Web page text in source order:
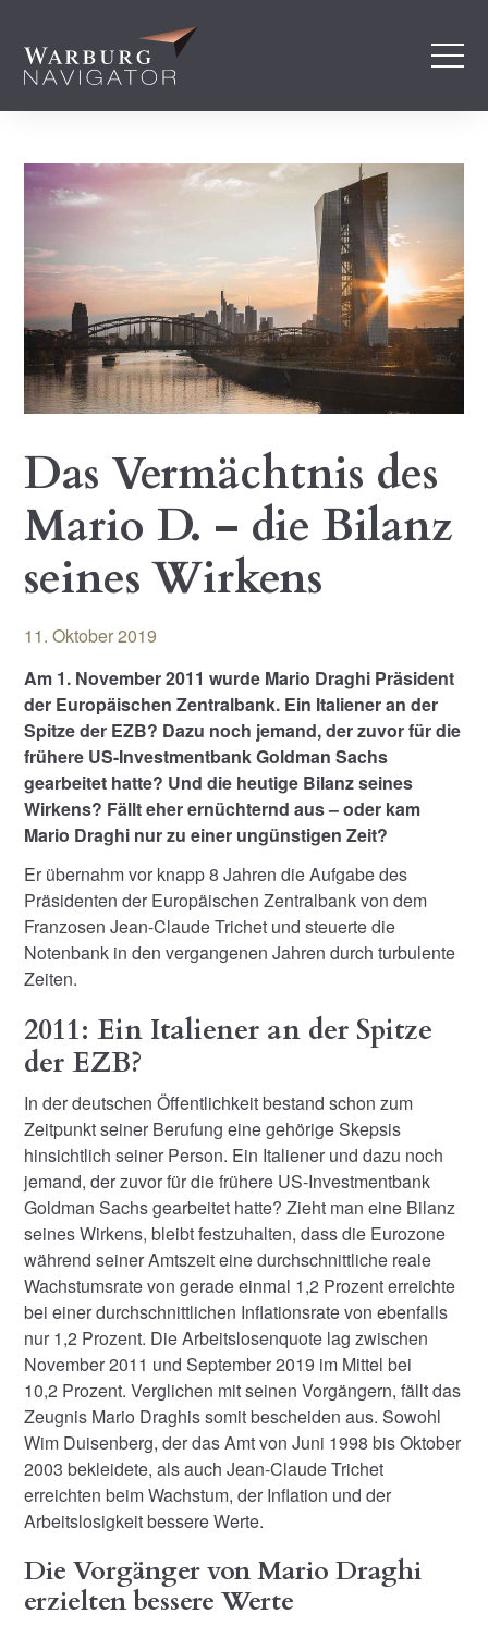
Das Vermächtnis des
Mario D. – die Bilanz
seines Wirkens
11. Oktober 2019
Am 1. November 2011 wurde Mario Draghi Präsident
der Europäischen Zentralbank. Ein Italiener an der
Spitze der EZB? Dazu noch jemand, der zuvor für die
frühere US-Investmentbank Goldman Sachs
gearbeitet hatte? Und die heutige Bilanz seines
Wirkens? Fällt eher ernüchternd aus – oder kam
Mario Draghi nur zu einer ungünstigen Zeit?
Er übernahm vor knapp 8 Jahren die Aufgabe des
Präsidenten der Europäischen Zentralbank von dem
Franzosen Jean-Claude Trichet und steuerte die
Notenbank in den vergangenen Jahren durch turbulente
Zeiten.
2011: Ein Italiener an der Spitze
der EZB?
In der deutschen Öffentlichkeit bestand schon zum
Zeitpunkt seiner Berufung eine gehörige Skepsis
hinsichtlich seiner Person. Ein Italiener und dazu noch
jemand, der zuvor für die frühere US-Investmentbank
Goldman Sachs gearbeitet hatte? Zieht man eine Bilanz
seines Wirkens, bleibt festzuhalten, dass die Eurozone
während seiner Amtszeit eine durchschnittliche reale
Wachstumsrate von gerade einmal 1,2 Prozent erreichte
bei einer durchschnittlichen Inflationsrate von ebenfalls
nur 1,2 Prozent. Die Arbeitslosenquote lag zwischen
November 2011 und September 2019 im Mittel bei
10,2 Prozent. Verglichen mit seinen Vorgängern, fällt das
Zeugnis Mario Draghis somit bescheiden aus. Sowohl
Wim Duisenberg, der das Amt von Juni 1998 bis Oktober
2003 bekleidete, als auch Jean-Claude Trichet
erreichten beim Wachstum, der Inflation und der
Arbeitslosigkeit bessere Werte.
Die Vorgänger vonMario Draghi
erzielten bessere Werte